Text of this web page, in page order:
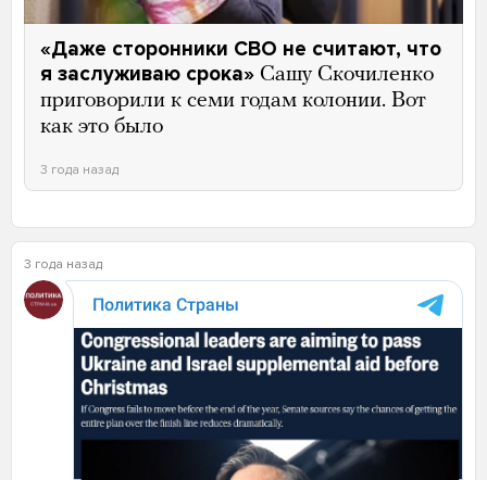
«Даже сторонники СВО не считают, что
я заслуживаю срока» Сашу Скочиленко
приговорили к семи годам колонии. Вот
как это было
3 года назад
3 года назад